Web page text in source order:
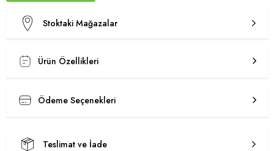
Stoktaki Mağazalar
Ürün Özellikleri
Ödeme Seçenekleri
Teslimat ve İade